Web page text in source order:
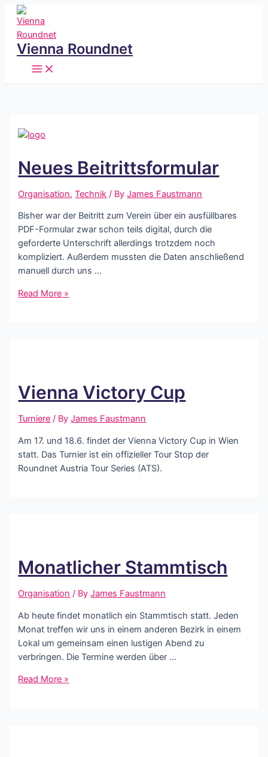
Skip
content
Vienna Roundnet
Main
Menu
Neues Beitrittsformular
Organisation,Technik / ByJames Faustmann
Bisher war der Beitritt zum Verein über ein ausfüllbares
PDF-Formular zwar schon teils digital, durch die
geforderte Unterschrift allerdings trotzdem noch
kompliziert. Außerdem mussten die Daten anschließend
manuell durch uns …
Neues
Read More »
Vienna Victory Cup
Turniere / ByJames Faustmann
Am 17. und 18.6. findet der Vienna Victory Cup in Wien
statt. Das Turnier ist ein offizieller Tour Stop der
Roundnet Austria Tour Series (ATS).
Monatlicher Stammtisch
Organisation / ByJames Faustmann
Ab heute findet monatlich ein Stammtisch statt. Jeden
Monat treffen wir uns in einem anderen Bezirk in einem
Lokal um gemeinsam einen lustigen Abend zu
verbringen. Die Termine werden über …
Monatlicher
Read More »